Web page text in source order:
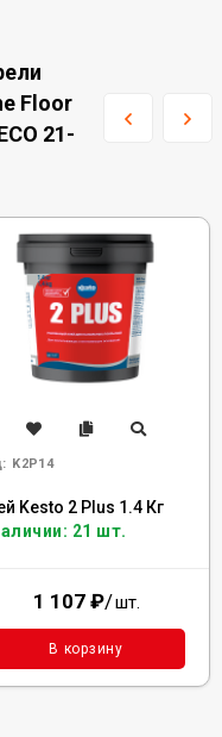
Floor
21-
K2P14
Kesto 2 Plus 1.4 Кг
21 шт.
1 107 ₽/шт.
В корзину